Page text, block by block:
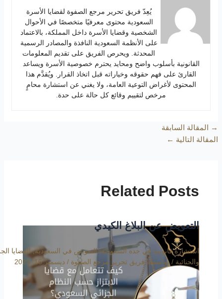
يُعِدّ فريق تحرير مرجع الصفوة لقضايا الأسرة
السعودية محتوى معرفيًا متخصصًا في الأحوال
الشخصية وقضايا الأسرة داخل المملكة، بالاعتماد
على الأنظمة السعودية النافذة والمصادر الرسمية
المحدثة. ويحرص الفريق على تقديم المعلومات
القانونية بأسلوب واضح ومحايد يحترم خصوصية الأسرة ويساعد
القارئ على فهم حقوقه وخياراته قبل اتخاذ القرار. ويُقدَّم هذا
المحتوى لأغراض التوعية العامة، ولا يغني عن استشارة محامٍ
مرخص لتقييم وقائع كل حالة على حدة.
→ المقالة السابقة
المقالة التالية ←
Related Posts
التعويض عن البلاغ الكيدي
استشارة قانونية في جدة السعودية,التعويض في السعودية,القضايا
والجنائية / بواسطة فريق تحرير مرجع الصفوة / ديسمبر 16, 2021